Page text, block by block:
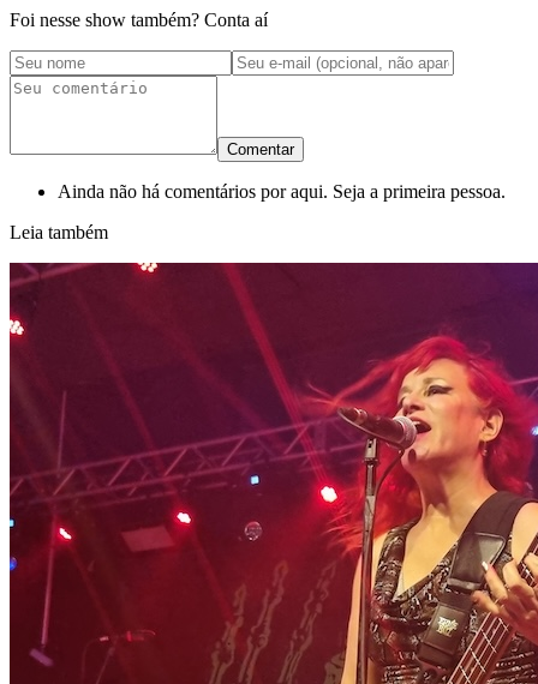
Foi nesse show também? Conta aí
Comentar
Ainda não há comentários por aqui. Seja a primeira pessoa.
Leia também